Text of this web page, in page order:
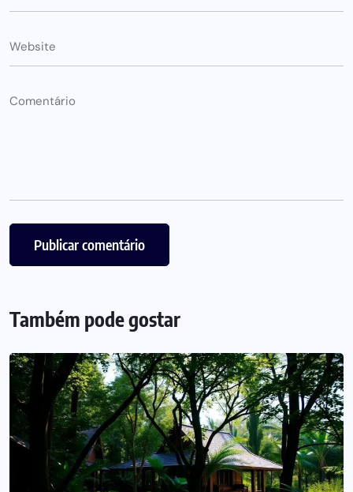
Também pode gostar